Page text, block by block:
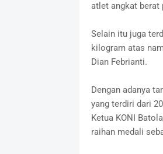
atlet angkat berat
Selain itu juga
kilogram atas
Dian Febrianti.
Dengan adanya
yang terdiri dari
Ketua KONI
raihan medali